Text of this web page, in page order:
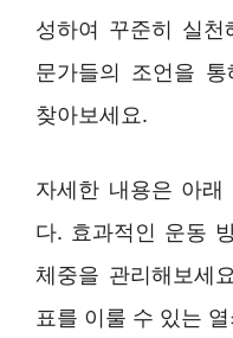
성하여 꾸준히 실
문가들의 조언을
찾아보세요.
자세한 내용은 아
다. 효과적인 운동
체중을 관리해보세
표를 이룰 수 있는